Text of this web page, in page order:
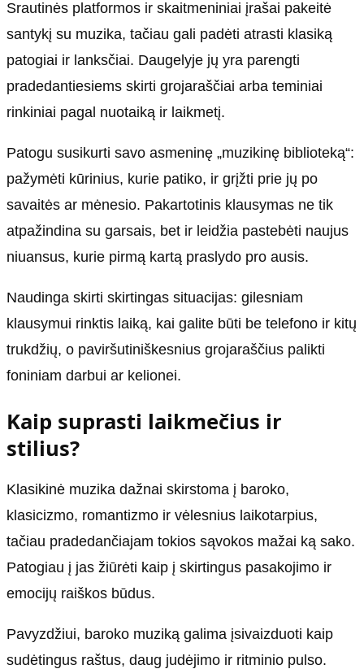
Srautinės platformos ir skaitmeniniai įrašai pakeitė
santykį su muzika, tačiau gali padėti atrasti klasiką
patogiai ir lanksčiai. Daugelyje jų yra parengti
pradedantiesiems skirti grojaraščiai arba teminiai
rinkiniai pagal nuotaiką ir laikmetį.
Patogu susikurti savo asmeninę „muzikinę biblioteką“:
pažymėti kūrinius, kurie patiko, ir grįžti prie jų po
savaitės ar mėnesio. Pakartotinis klausymas ne tik
atpažindina su garsais, bet ir leidžia pastebėti naujus
niuansus, kurie pirmą kartą praslydo pro ausis.
Naudinga skirti skirtingas situacijas: gilesniam
klausymui rinktis laiką, kai galite būti be telefono ir kitų
trukdžių, o paviršutiniškesnius grojaraščius palikti
foniniam darbui ar kelionei.
Kaip suprasti laikmečius ir
stilius?
Klasikinė muzika dažnai skirstoma į baroko,
klasicizmo, romantizmo ir vėlesnius laikotarpius,
tačiau pradedančiajam tokios sąvokos mažai ką sako.
Patogiau į jas žiūrėti kaip į skirtingus pasakojimo ir
emocijų raiškos būdus.
Pavyzdžiui, baroko muziką galima įsivaizduoti kaip
sudėtingus raštus, daug judėjimo ir ritminio pulso.